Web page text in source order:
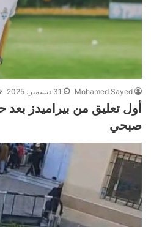
Mohamed Sayed 31 ديسمبر، 2025
أول تعليق من بيراميدز
صبحي